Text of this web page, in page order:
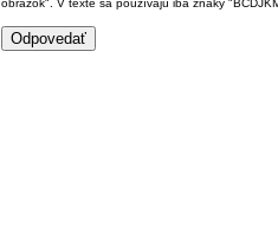
obrázok". V texte sa používajú iba znaky